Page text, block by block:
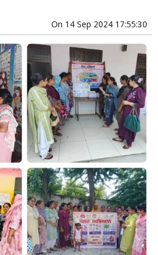
On 14 Sep 2024 17:55:30